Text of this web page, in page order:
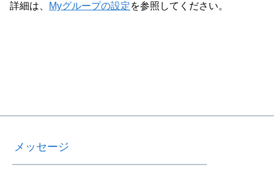
詳細は、
Myグループの設定を参照してください。
メッセージ